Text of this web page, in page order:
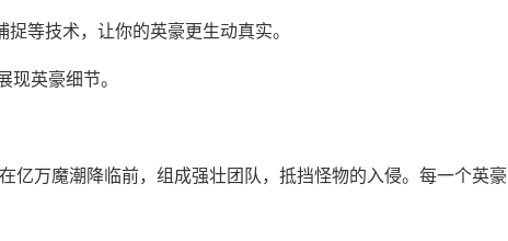
等技术，让你的英豪更生动真实。
英豪细节。
万魔潮降临前，组成强壮团队，抵挡怪物的入侵。每一个英豪